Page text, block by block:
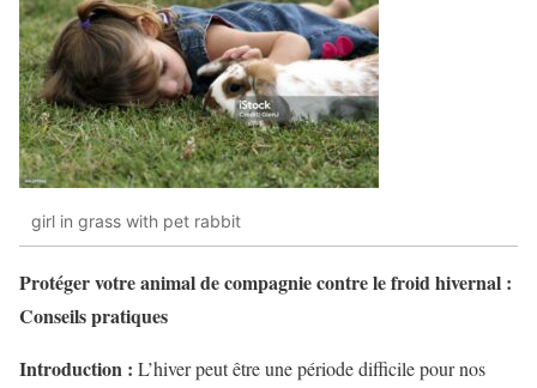
girl in grass with pet rabbit
Protéger votre animal de compagnie contre le froid hivernal :
Conseils pratiques
Introduction : L’hiver peut être une période difficile pour nos